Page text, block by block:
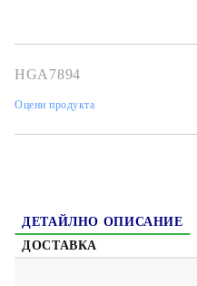
HGA7894
Оцени продукта
ДЕТАЙЛНО ОПИСАНИЕ
ДОСТАВКА